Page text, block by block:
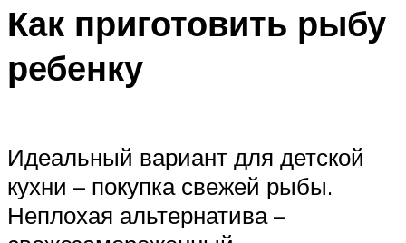
Как приготовить рыбу
ребенку
Идеальный вариант для детской
кухни – покупка свежей рыбы.
Неплохая альтернатива –